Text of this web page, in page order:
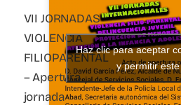
VII JORNADAS
VIOLENCIA
FILIOPARENTAL
– Apertura
jornada
Haz clic para aceptar
y permitir